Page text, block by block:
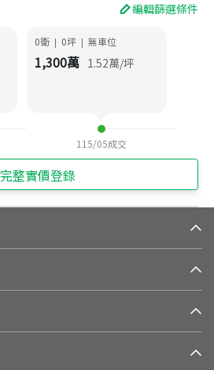
編輯篩選條件
0衛 | 0坪 | 無車位
1,300萬 1.52萬/坪
115/05成交
完整實價登錄